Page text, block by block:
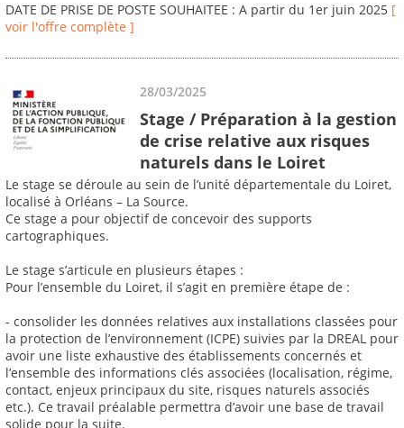
DATE DE PRISE DE POSTE SOUHAITEE : A partir du 1er juin 2025 [
voir l'offre complète ]
28/03/2025
Stage / Préparation à la gestion
de crise relative aux risques
naturels dans le Loiret
Le stage se déroule au sein de l’unité départementale du Loiret,
localisé à Orléans – La Source.
Ce stage a pour objectif de concevoir des supports
cartographiques.
Le stage s’articule en plusieurs étapes :
Pour l’ensemble du Loiret, il s’agit en première étape de :
- consolider les données relatives aux installations classées pour
la protection de l’environnement (ICPE) suivies par la DREAL pour
avoir une liste exhaustive des établissements concernés et
l’ensemble des informations clés associées (localisation, régime,
contact, enjeux principaux du site, risques naturels associés
etc.). Ce travail préalable permettra d’avoir une base de travail
solide pour la suite.